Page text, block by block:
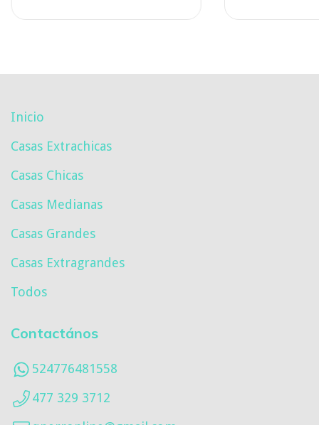
Inicio
Casas Extrachicas
Casas Chicas
Casas Medianas
Casas Grandes
Casas Extragrandes
Todos
Contactános
524776481558
477 329 3712